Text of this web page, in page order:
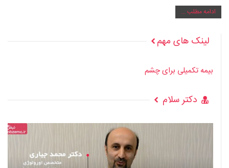
ادامه مطلب ...
لینک های مهم
بیمه تکمیلی برای چشم
دکتر سلام